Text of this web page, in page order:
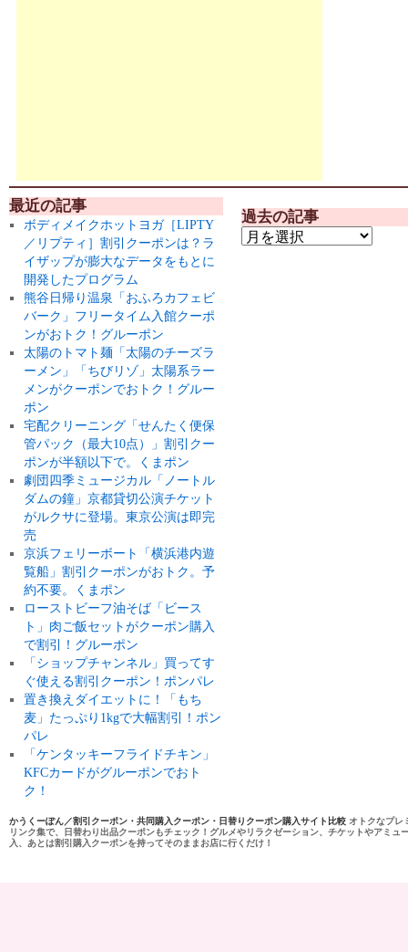
最近の記事
ボディメイクホットヨガ［LIPTY
／リプティ］割引クーポンは？ラ
イザップが膨大なデータをもとに
開発したプログラム
熊谷日帰り温泉「おふろカフェビ
バーク」フリータイム入館クーポ
ンがおトク！グルーポン
太陽のトマト麺「太陽のチーズラ
ーメン」「ちびリゾ」太陽系ラー
メンがクーポンでおトク！グルー
ポン
宅配クリーニング「せんたく便保
管パック（最大10点）」割引クー
ポンが半額以下で。くまポン
劇団四季ミュージカル「ノートル
ダムの鐘」京都貸切公演チケット
がルクサに登場。東京公演は即完
売
京浜フェリーボート「横浜港内遊
覧船」割引クーポンがおトク。予
約不要。くまポン
ローストビーフ油そば「ビース
ト」肉ご飯セットがクーポン購入
で割引！グルーポン
「ショップチャンネル」買ってす
ぐ使える割引クーポン！ポンパレ
置き換えダイエットに！「もち
麦」たっぷり1kgで大幅割引！ポン
パレ
「ケンタッキーフライドチキン」
KFCカードがグルーポンでおト
ク！
過去の記事
かうくーぽん／割引クーポン・共同購入クーポン・日替りクーポン購入サイト比較 オトクなプレ
リンク集で、日替わり出品クーポンもチェック！グルメやリラクゼーション、チケットやアミ
入、あとは割引購入クーポンを持ってそのままお店に行くだけ！